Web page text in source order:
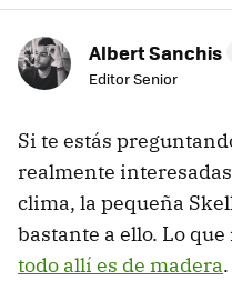
Albert Sanchis
Editor Senior
Si te estás
realmente
clima, la pequeña
bastante a ello. Lo
todo allí es de madera